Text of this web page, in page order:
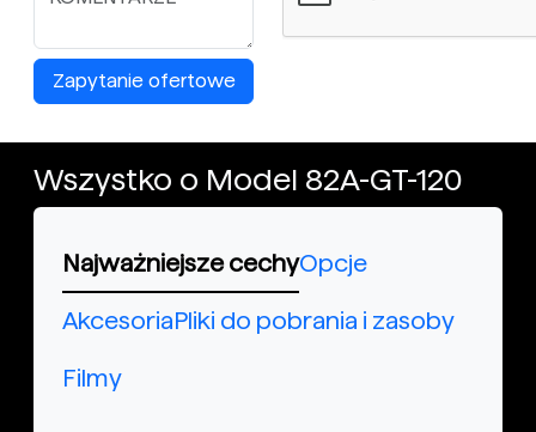
Zapytanie ofertowe
Wszystko o Model 82A-GT-120
Najważniejsze cechyOpcje
AkcesoriaPliki do pobrania i zasoby
Filmy